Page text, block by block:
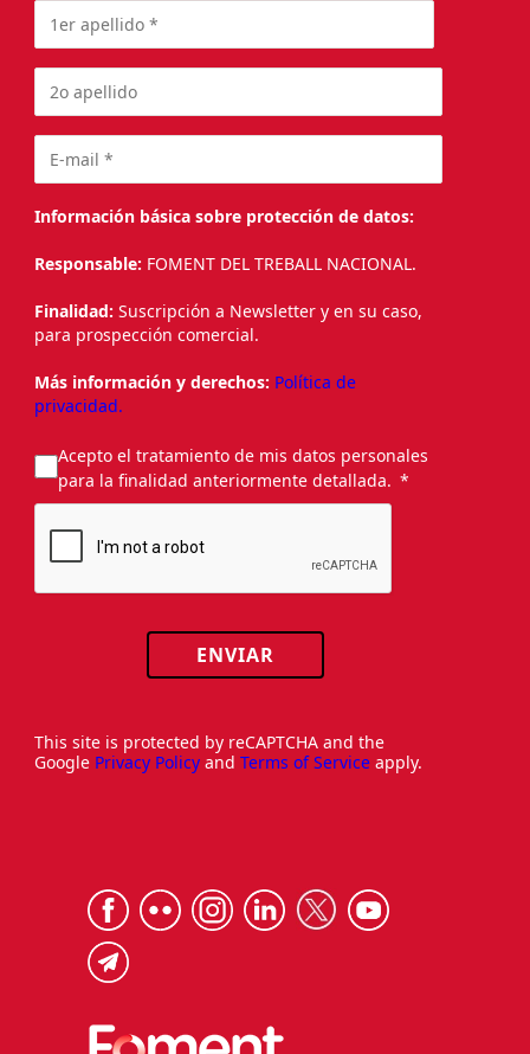
Información básica sobre protección de datos:
Responsable: FOMENT DEL TREBALL NACIONAL.
Finalidad: Suscripción a Newsletter y en su caso,
para prospección comercial.
Más información y derechos: Política de
privacidad.
Acepto el tratamiento de mis datos personales
para la finalidad anteriormente detallada.
ENVIAR
This site is protected by reCAPTCHA and the
Google Privacy Policy and Terms of Service apply.